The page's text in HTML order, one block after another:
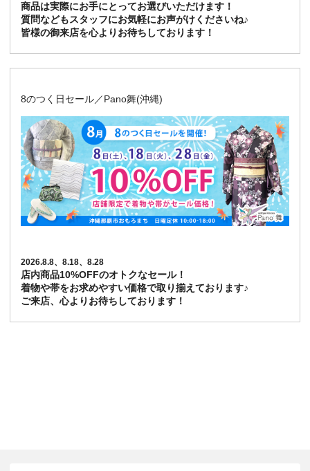
商品は実際にお手にとってお選びいただけます！
質問などもスタッフにお気軽にお声がけくださいね♪
皆様の御来店を心よりお待ちしております！
8のつく日セール／Pano舞(沖縄)
2026.8.8、8.18、8.28
店内商品10%OFFのオトクなセール！
着物や帯をお求めやすい価格で取り揃えております♪
ご来店、心よりお待ちしております！